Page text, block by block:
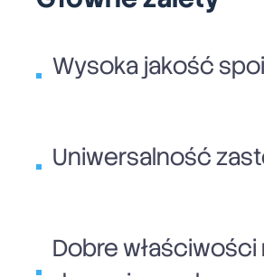
Wysoka jakość
Uniwersalność
Dobre